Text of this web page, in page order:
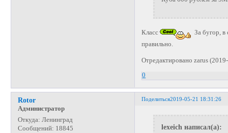
Класс
За бугор,
правильно.
Отредактировано zarus
0
Поделиться2019-05-21 18:31:26
Rotor
Администратор
Откуда: Ленинград
Сообщений: 18845
lexeich написал(а):